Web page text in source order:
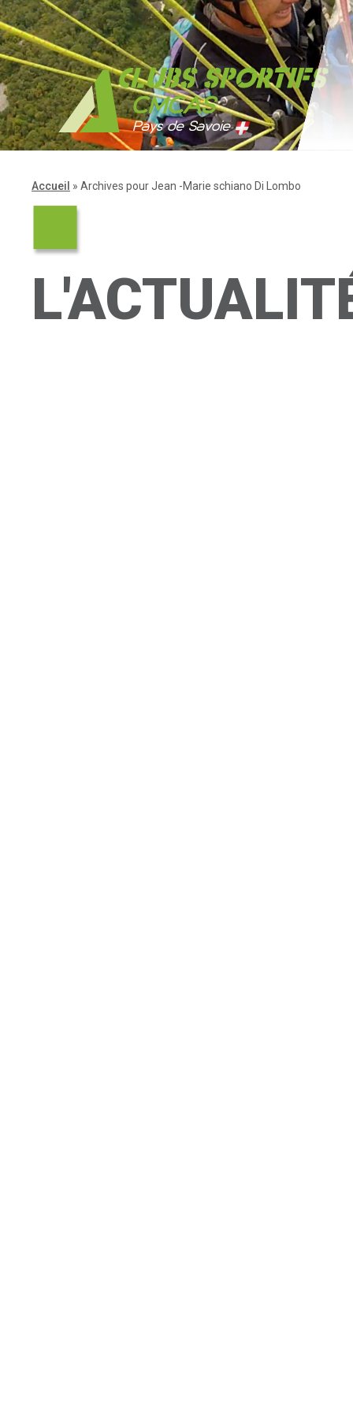
Accueil » Archives pour Jean -Marie schiano Di Lombo